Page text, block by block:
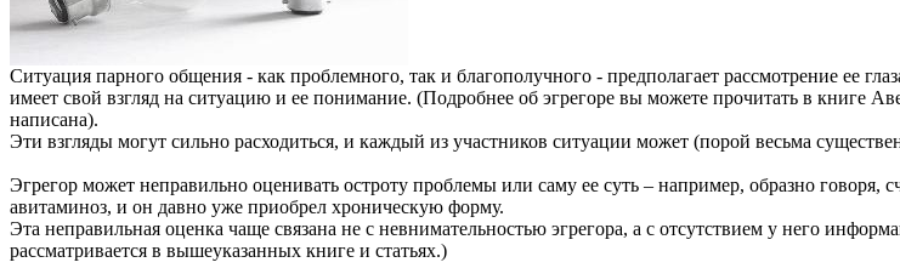
Ситуация парного общения - как проблемного, так и благополучного - предполагает рассмотрение ее
имеет свой взгляд на ситуацию и ее понимание. (Подробнее об эгрегоре вы можете прочитать в книге
написана).
Эти взгляды могут сильно расходиться, и каждый из участников ситуации может (порой весьма
Эгрегор может неправильно оценивать остроту проблемы или саму ее суть – например, образно говоря,
авитаминоз, и он давно уже приобрел хроническую форму.
Эта неправильная оценка чаще связана не с невнимательностью эгрегора, а с отсутствием у него
рассматривается в вышеуказанных книге и статьях.)